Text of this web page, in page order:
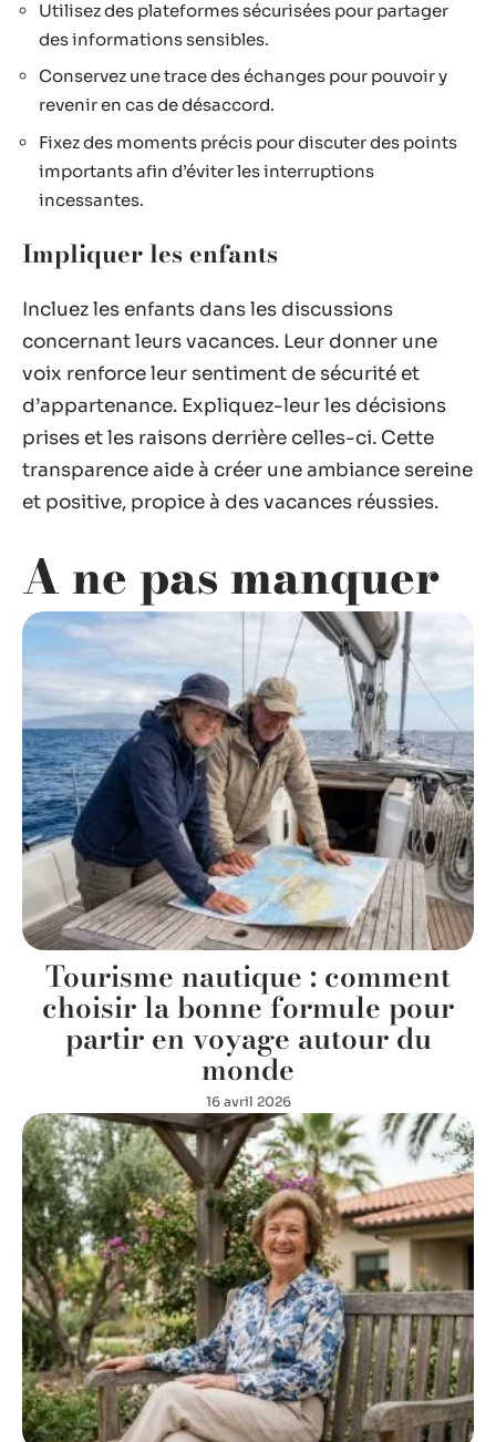
Utilisez des plateformes sécurisées pour partager
des informations sensibles.
Conservez une trace des échanges pour pouvoir y
revenir en cas de désaccord.
Fixez des moments précis pour discuter des points
importants afin d’éviter les interruptions
incessantes.
Impliquer les enfants
Incluez les enfants dans les discussions
concernant leurs vacances. Leur donner une
voix renforce leur sentiment de sécurité et
d’appartenance. Expliquez-leur les décisions
prises et les raisons derrière celles-ci. Cette
transparence aide à créer une ambiance sereine
et positive, propice à des vacances réussies.
A ne pas manquer
Tourisme nautique : comment
choisir la bonne formule pour
partir en voyage autour du
monde
16 avril 2026